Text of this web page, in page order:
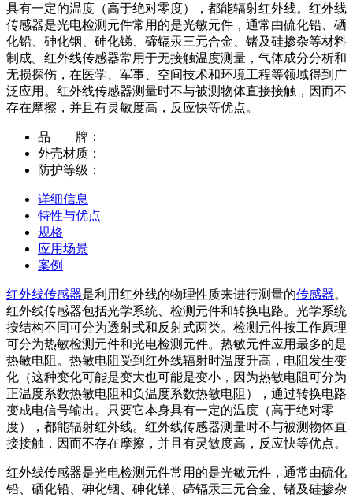
具有一定的温度（高于绝对零度），都能辐射红外线。红外线
传感器是光电检测元件常用的是光敏元件，通常由硫化铅、硒
化铅、砷化铟、砷化锑、碲镉汞三元合金、锗及硅掺杂等材料
制成。红外线传感器常用于无接触温度测量，气体成分分析和
无损探伤，在医学、军事、空间技术和环境工程等领域得到广
泛应用。红外线传感器测量时不与被测物体直接接触，因而不
存在摩擦，并且有灵敏度高，反应快等优点。
品 牌：
外壳材质：
防护等级：
详细信息
特性与优点
规格
应用场景
案例
红外线传感器是利用红外线的物理性质来进行测量的传感器。
红外线传感器包括光学系统、检测元件和转换电路。光学系统
按结构不同可分为透射式和反射式两类。检测元件按工作原理
可分为热敏检测元件和光电检测元件。热敏元件应用最多的是
热敏电阻。热敏电阻受到红外线辐射时温度升高，电阻发生变
化（这种变化可能是变大也可能是变小，因为热敏电阻可分为
正温度系数热敏电阻和负温度系数热敏电阻），通过转换电路
变成电信号输出。只要它本身具有一定的温度（高于绝对零
度），都能辐射红外线。红外线传感器测量时不与被测物体直
接接触，因而不存在摩擦，并且有灵敏度高，反应快等优点。
红外线传感器是光电检测元件常用的是光敏元件，通常由硫化
铅、硒化铅、砷化铟、砷化锑、碲镉汞三元合金、锗及硅掺杂